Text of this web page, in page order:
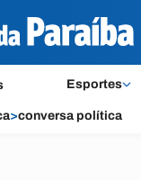
Esportes
>conversa política